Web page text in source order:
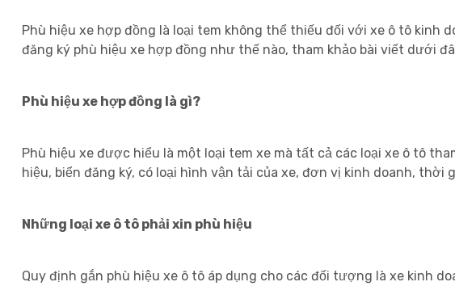
Phù hiệu xe hợp đồng là loại tem không thể thiếu đối với xe ô tô kinh
đăng ký phù hiệu xe hợp đồng như thế nào, tham khảo bài viết dưới
Phù hiệu xe hợp đồng là gì?
Phù hiệu xe được hiểu là một loại tem xe mà tất cả các loại xe ô tô
hiệu, biển đăng ký, có loại hình vận tải của xe, đơn vị kinh doanh, thời
Những loại xe ô tô phải xin phù hiệu
Quy định gắn phù hiệu xe ô tô áp dụng cho các đối tượng là xe kinh